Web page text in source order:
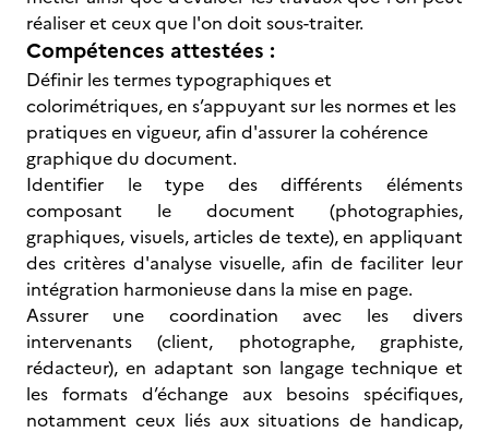
réaliser et ceux que l'on doit sous-traiter.
Compétences attestées :
Définir les termes typographiques et
colorimétriques, en s’appuyant sur les normes et les
pratiques en vigueur, afin d'assurer la cohérence
graphique du document.
Identifier le type des différents éléments
composant le document (photographies,
graphiques, visuels, articles de texte), en appliquant
des critères d'analyse visuelle, afin de faciliter leur
intégration harmonieuse dans la mise en page.
Assurer une coordination avec les divers
intervenants (client, photographe, graphiste,
rédacteur), en adaptant son langage technique et
les formats d’échange aux besoins spécifiques,
notamment ceux liés aux situations de handicap,